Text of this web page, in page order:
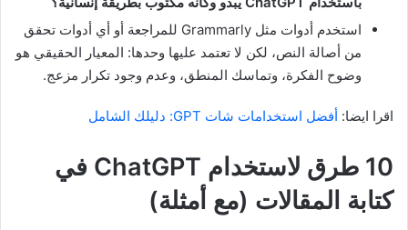
استخدم أدوات مثل Grammarly للمراجعة أو أي أدوات تحقق
من أصالة النص، لكن لا تعتمد عليها وحدها: المعيار الحقيقي هو
وضوح الفكرة، وتماسك المنطق، وعدم وجود تكرار مزعج.
اقرا ايضا: أفضل استخدامات شات GPT: دليلك الشامل
10 طرق لاستخدام ChatGPT في
كتابة المقالات (مع أمثلة)